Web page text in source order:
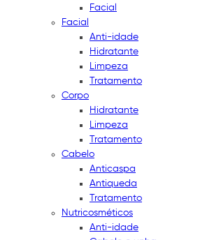
Facial
Facial
Anti-idade
Hidratante
Limpeza
Tratamento
Corpo
Hidratante
Limpeza
Tratamento
Cabelo
Anticaspa
Antiqueda
Tratamento
Nutricosméticos
Anti-idade